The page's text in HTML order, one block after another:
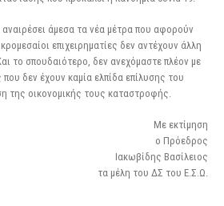
άμεσα τα νέα μέτρα που αφορούν
επιχειρηματίες δεν αντέχουν άλλη
το σπουδαιότερο, δεν ανεχόμαστε πλέον με
δεν έχουν καμία ελπίδα επίλυσης του
της οικονομικής τους καταστροφής.
Με εκτίμηση
ο Πρόεδρος
Ιακωβίδης Βασίλειος
τα μέλη του ΔΣ του Ε.Σ.Ω.